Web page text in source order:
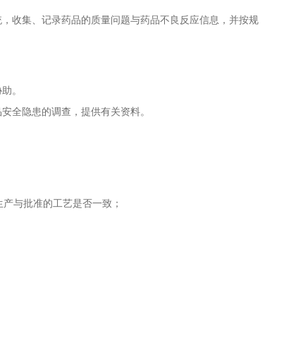
集、记录药品的质量问题与药品不良反应信息，并按规
。
全隐患的调查，提供有关资料。
与批准的工艺是否一致；